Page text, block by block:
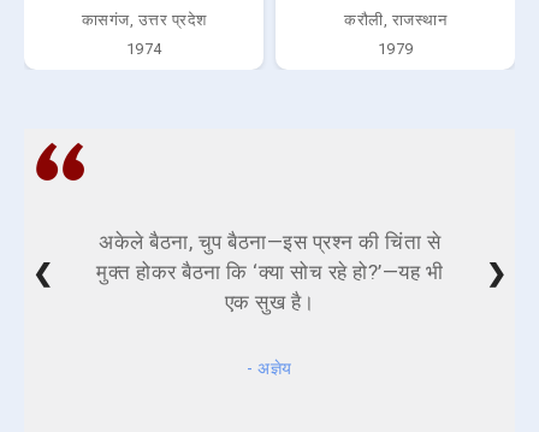
कासगंज, उत्तर प्रदेश
1974
करौली, राजस्थान
1979
अकेले बैठना, चुप बैठना—इस प्रश्न की चिंता से
मुक्त होकर बैठना कि ‘क्या सोच रहे हो?’—यह भी
एक सुख है।
- अज्ञेय
❮ ❯